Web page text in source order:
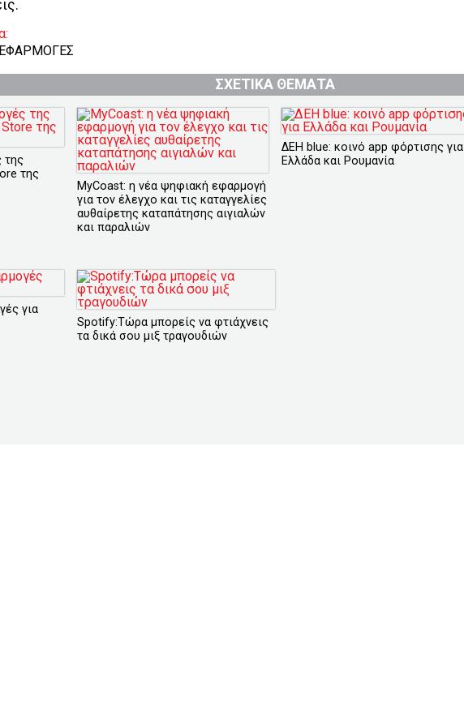
ΕΦΑΡΜΟΓΕΣ
ΣΧΕΤΙΚΑ ΘΕΜΑΤΑ
της
της
MyCoast: η νέα ψηφιακή εφαρμογή
για τον έλεγχο και τις καταγγελίες
αυθαίρετης καταπάτησης αιγιαλών
και παραλιών
ΔΕΗ blue: κοινό app φόρτισης για
Ελλάδα και Ρουμανία
για
Spotify:Τώρα μπορείς να φτιάχνεις
τα δικά σου μιξ τραγουδιών